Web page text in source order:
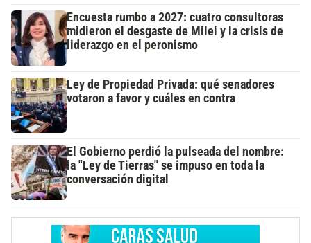
Encuesta rumbo a 2027: cuatro consultoras
midieron el desgaste de Milei y la crisis de
liderazgo en el peronismo
Ley de Propiedad Privada: qué senadores
votaron a favor y cuáles en contra
El Gobierno perdió la pulseada del nombre:
la "Ley de Tierras" se impuso en toda la
conversación digital